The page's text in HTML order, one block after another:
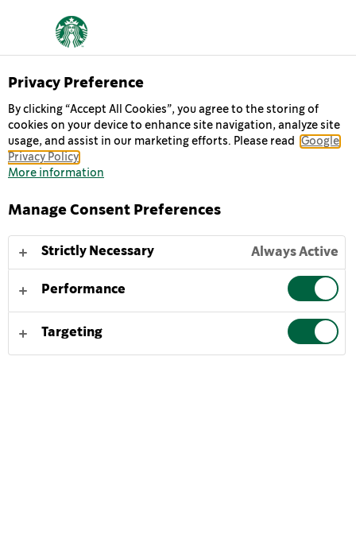
O DUPLO PARA O
SEU DIA
espresso 100% Arábica e a suavidade do creme de
leite. O boost de café perfeito para começar o dia ou
para manter os níveis de energia nos dias mais
CLIQUE PARA MAIS ENERGIA
Privacy Preference
By clicking “Accept All Cookies”, you agree to the storing of
cookies on your device to enhance site navigation, analyze site
usage, and assist in our marketing efforts. Please read
Google
Privacy Policy
More information
Manage Consent Preferences
Strictly Necessary Always Active
Performance
Targeting